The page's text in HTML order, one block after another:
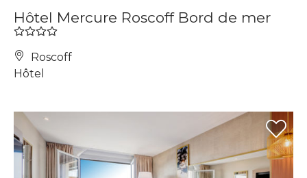
Hôtel Mercure Roscoff Bord de mer
Roscoff
Hôtel